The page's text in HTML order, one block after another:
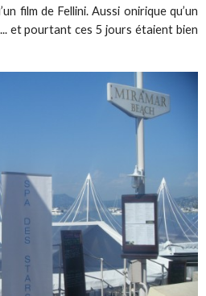
film de Fellini. Aussi onirique qu’un
et pourtant ces 5 jours étaient bien